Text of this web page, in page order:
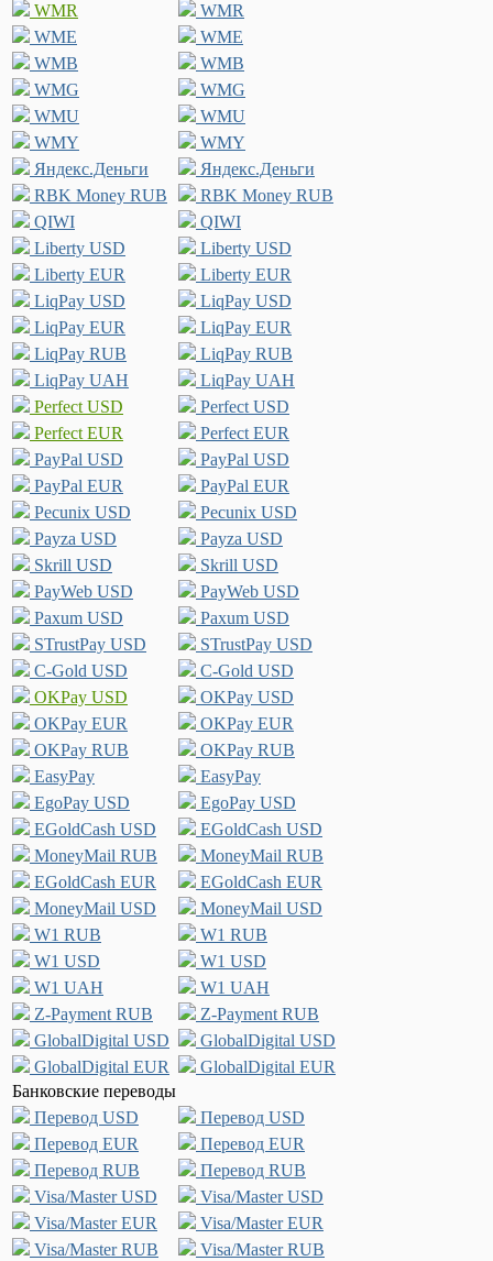
WMR
WMR
WME
WME
WMB
WMB
WMG
WMG
WMU
WMU
WMY
WMY
Яндекс.Деньги
Яндекс.Деньги
RBK Money RUB
RBK Money RUB
QIWI
QIWI
Liberty USD
Liberty USD
Liberty EUR
Liberty EUR
LiqPay USD
LiqPay USD
LiqPay EUR
LiqPay EUR
LiqPay RUB
LiqPay RUB
LiqPay UAH
LiqPay UAH
Perfect USD
Perfect USD
Perfect EUR
Perfect EUR
PayPal USD
PayPal USD
PayPal EUR
PayPal EUR
Pecunix USD
Pecunix USD
Payza USD
Payza USD
Skrill USD
Skrill USD
PayWeb USD
PayWeb USD
Paxum USD
Paxum USD
STrustPay USD
STrustPay USD
C-Gold USD
C-Gold USD
OKPay USD
OKPay USD
OKPay EUR
OKPay EUR
OKPay RUB
OKPay RUB
EasyPay
EasyPay
EgoPay USD
EgoPay USD
EGoldCash USD
EGoldCash USD
MoneyMail RUB
MoneyMail RUB
EGoldCash EUR
EGoldCash EUR
MoneyMail USD
MoneyMail USD
W1 RUB
W1 RUB
W1 USD
W1 USD
W1 UAH
W1 UAH
Z-Payment RUB
Z-Payment RUB
GlobalDigital USD
GlobalDigital USD
GlobalDigital EUR
GlobalDigital EUR
Банковские переводы
Перевод USD
Перевод USD
Перевод EUR
Перевод EUR
Перевод RUB
Перевод RUB
Visa/Master USD
Visa/Master USD
Visa/Master EUR
Visa/Master EUR
Visa/Master RUB
Visa/Master RUB